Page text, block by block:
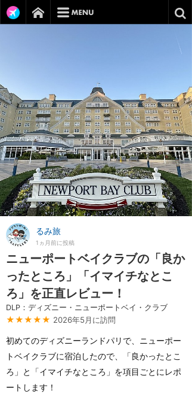
るみ旅
1ヵ月前に投稿
ニューポートベイクラブの「良か
ったところ」「イマイチなとこ
ろ」を正直レビュー！
DLP：ディズニー・ニューポートベイ・クラブ
★★★★★ 2026年5月に訪問
初めてのディズニーランドパリで、ニューポー
トベイクラブに宿泊したので、「良かったとこ
ろ」と「イマイチなところ」を項目ごとにレポ
ートします！